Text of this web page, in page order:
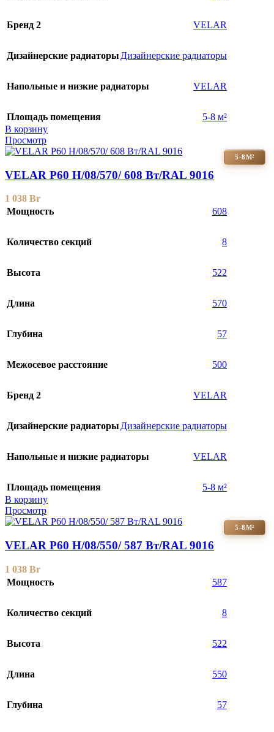
Бренд 2 VELAR
Дизайнерские радиаторы Дизайнерские радиаторы
Напольные и низкие радиаторы VELAR
Площадь помещения
5-8 м²
В корзину
Просмотр
5-8М²
VELAR P60 H/08/570/ 608 Bт/RAL 9016
1 038 Br
Мощность
608
Количество секций 8
Высота 522
Длина 570
Глубина 57
Межосевое расстояние 500
Бренд 2 VELAR
Дизайнерские радиаторыДизайнерские радиаторы
Напольные и низкие радиаторы VELAR
Площадь помещения
5-8 м²
В корзину
Просмотр
5-8М²
VELAR P60 H/08/550/ 587 Bт/RAL 9016
1 038 Br
Мощность
587
Количество секций 8
Высота 522
Длина 550
Глубина 57